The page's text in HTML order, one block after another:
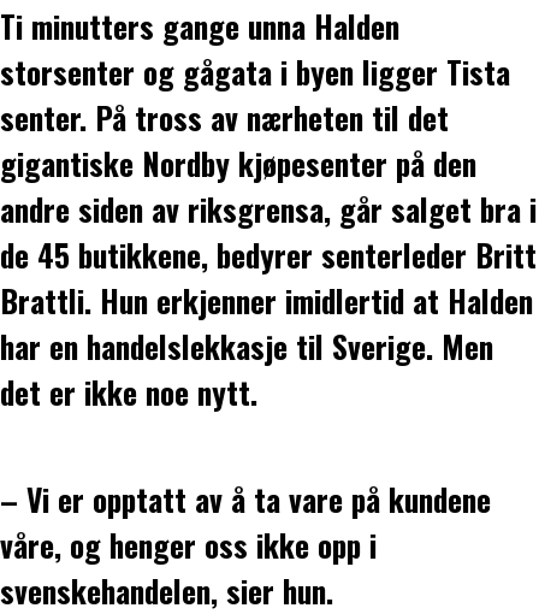
Ti minutters gange unna Halden
storsenter og gågata i byen ligger Tista
senter. På tross av nærheten til det
gigantiske Nordby kjøpesenter på den
andre siden av riksgrensa, går salget bra i
de 45 butikkene, bedyrer senterleder Britt
Brattli. Hun erkjenner imidlertid at Halden
har en handelslekkasje til Sverige. Men
det er ikke noe nytt.
– Vi er opptatt av å ta vare på kundene
våre, og henger oss ikke opp i
svenskehandelen, sier hun.